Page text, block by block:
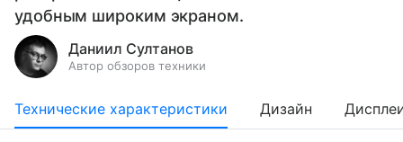
удобным широким экраном.
Даниил Султанов
Автор обзоров техники
Технические характеристики Дизайн